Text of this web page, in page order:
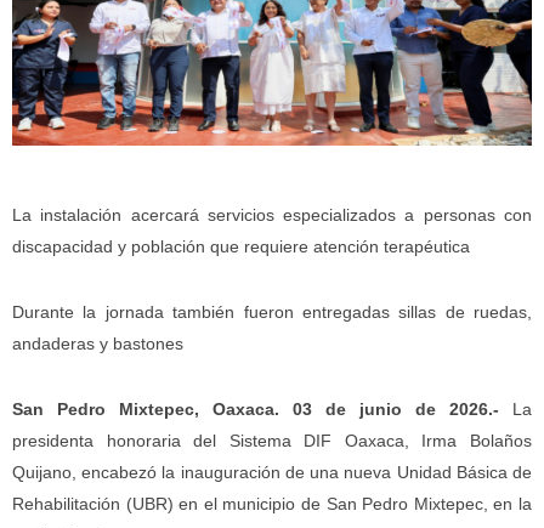
La instalación acercará servicios especializados a personas con
discapacidad y población que requiere atención terapéutica
Durante la jornada también fueron entregadas sillas de ruedas,
andaderas y bastones
San Pedro Mixtepec, Oaxaca. 03 de junio de 2026.- La
presidenta honoraria del Sistema DIF Oaxaca, Irma Bolaños
Quijano, encabezó la inauguración de una nueva Unidad Básica de
Rehabilitación (UBR) en el municipio de San Pedro Mixtepec, en la